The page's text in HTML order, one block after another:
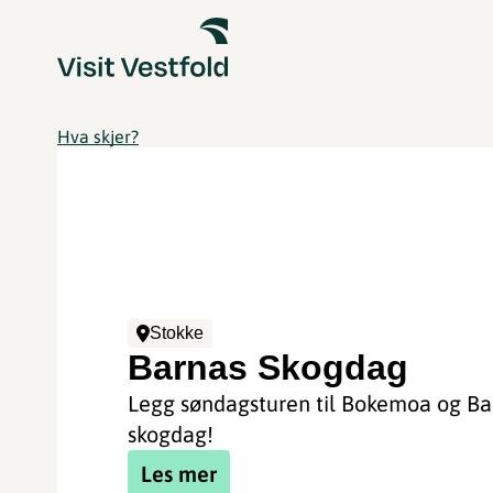
Hva skjer?
Stokke
Barnas Skogdag
Legg søndagsturen til Bokemoa og
skogdag!
Les mer